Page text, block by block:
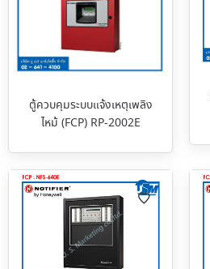
ตู้ควบคุมระบบแจ้งเหตุเพลิง
ไหม้ (FCP) RP-2002E